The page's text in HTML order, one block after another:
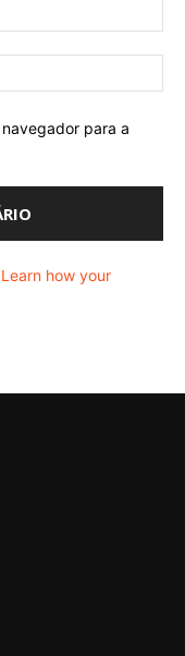
para a
Learn how your